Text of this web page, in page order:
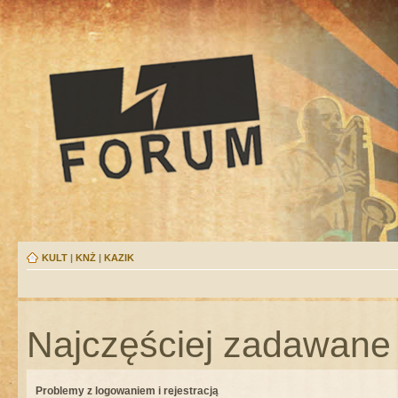
KULT | KNŻ | KAZIK
Najczęściej
Problemy z logowaniem i rejestracją